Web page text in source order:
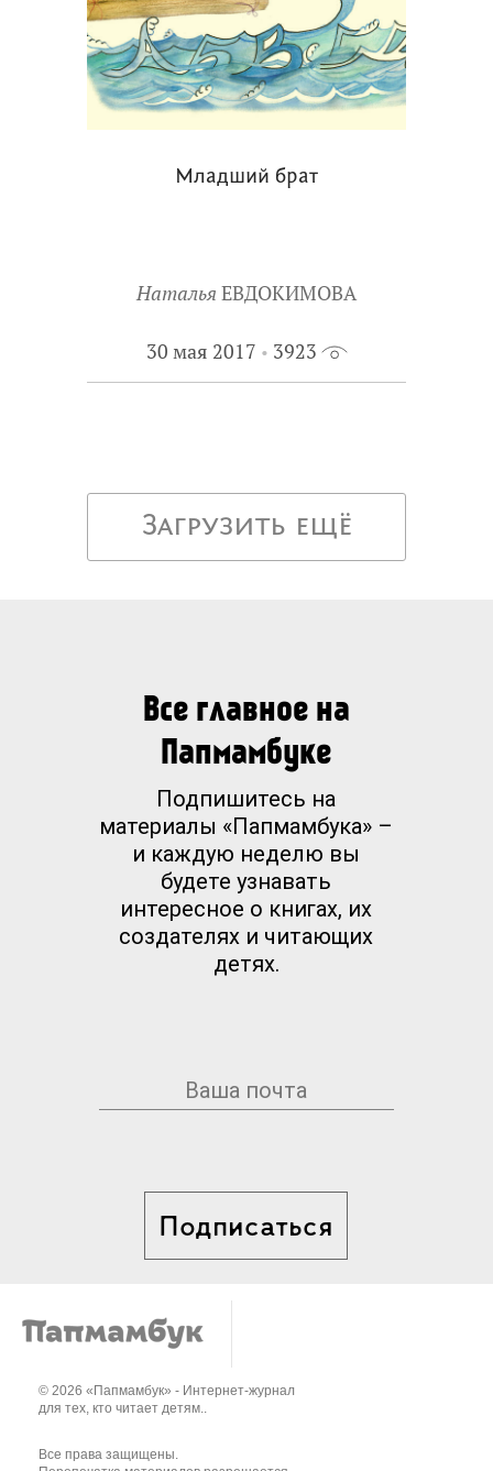
Младший брат
Наталья ЕВДОКИМОВА
30 мая 2017 3923
Загрузить ещё
Все главное на
Папмамбуке
Подпишитесь на
материалы «Папмамбука» –
и каждую неделю вы
будете узнавать
интересное о книгах, их
создателях и читающих
детях.
Подписаться
© 2026 «Папмамбук» - Интернет-журнал
для тех, кто читает детям..
Все права защищены.